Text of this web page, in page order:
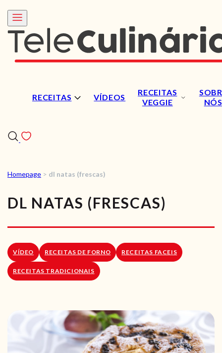
RECEITAS VÍDEOS
RECEITAS
VEGGIE
NÓS
RECEITAS
VÍDEOS
RECEITAS VEGGIE
SOBRE NÓS
LOJA ONLINE
Homepage > dl natas (frescas)
DL NATAS (FRESCAS)
VÍDEO RECEITAS DE FORNO RECEITAS FACEIS
RECEITAS TRADICIONAIS